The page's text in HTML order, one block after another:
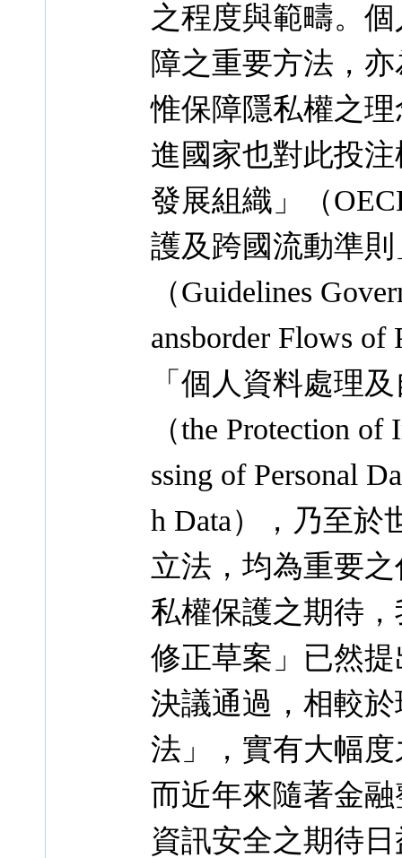
之程度與範疇。
障之重要方法，
惟保障隱私權之
進國家也對此投
發展組織」（
護及跨國流動準則
（Guidelines
ansborder Flows
「個人資料處理
（the Protection
ssing of Personal
h Data），乃至於
立法，均為重要
私權保護之期待
修正草案」已然
決議通過，相較
法」，實有大幅
而近年來隨著金
資訊安全之期待